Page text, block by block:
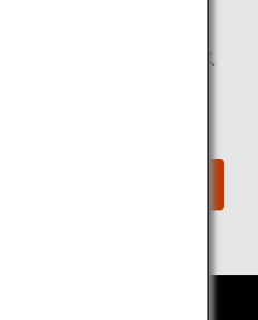
をお持ちのお客様
自由な方の相談デス
わせください。